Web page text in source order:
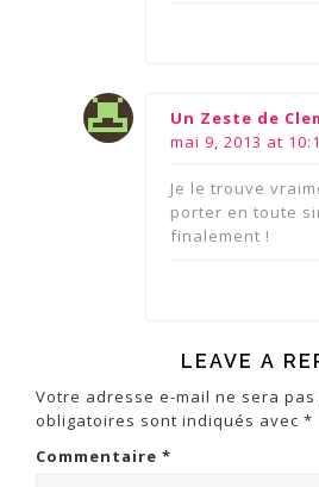
Un Zeste de
mai 9, 2013 at
Je le trouve
porter en toute
finalement !
LEAVE A
Votre adresse e-mail ne sera
obligatoires sont indiqués avec *
Commentaire *